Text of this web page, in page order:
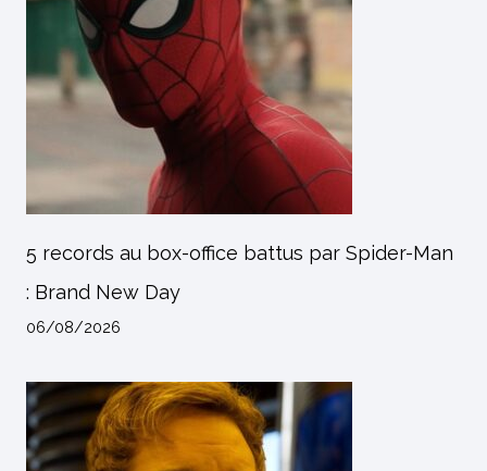
5 records au box-office battus par Spider-Man
: Brand New Day
06/08/2026